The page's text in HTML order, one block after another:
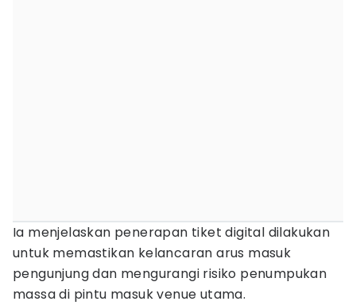
Ia menjelaskan penerapan tiket digital dilakukan
untuk memastikan kelancaran arus masuk
pengunjung dan mengurangi risiko penumpukan
massa di pintu masuk venue utama.